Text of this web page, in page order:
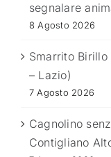
segnalare
8 Agosto 2026
Smarrito Birillo
– Lazio)
7 Agosto 2026
Cagnolino
Contigliano